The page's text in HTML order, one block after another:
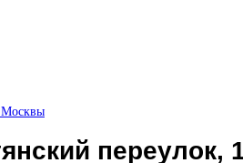
Москвы
переулок,